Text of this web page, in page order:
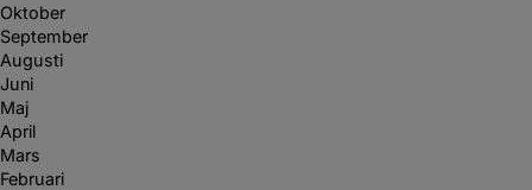
Oktober
September
Augusti
Juni
Maj
April
Mars
Februari